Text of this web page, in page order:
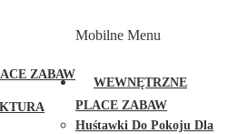
ZABAW
Mobilne Menu
WEWNĘTRZNE
PLACE ZABAW
Huśtawki Do Pokoju Dla